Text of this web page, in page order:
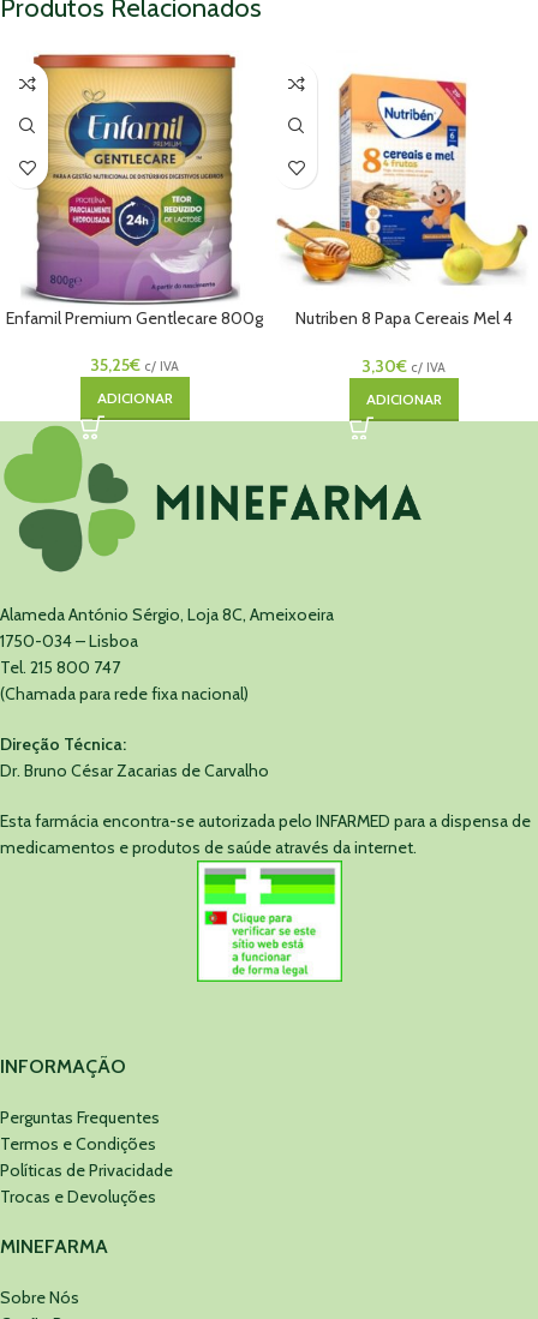
Produtos Relacionados
Enfamil Premium Gentlecare 800g
35,25€ c/ IVA
ADICIONAR
Nutriben 8 Papa Cereais Mel 4
3,30€ c/ IVA
ADICIONAR
Alameda António Sérgio, Loja 8C, Ameixoeira
1750-034 – Lisboa
Tel. 215 800 747
(Chamada para rede fixa nacional)
Direção Técnica:
Dr. Bruno César Zacarias de Carvalho
Esta farmácia encontra-se autorizada pelo INFARMED para a dispensa de
medicamentos e produtos de saúde através da internet.
INFORMAÇÃO
Perguntas Frequentes
Termos e Condições
Políticas de Privacidade
Trocas e Devoluções
MINEFARMA
Sobre Nós